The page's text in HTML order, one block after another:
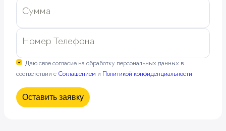
Сумма
Номер Телефона
Даю свое согласие на обработку персональных данных в
соответствии с Соглашением и Политикой конфиденциальности
Оставить заявку